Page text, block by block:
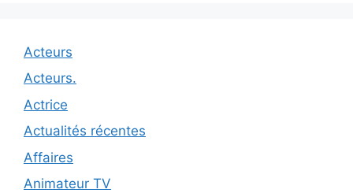
Acteurs
Acteurs.
Actrice
Actualités récentes
Affaires
Animateur TV